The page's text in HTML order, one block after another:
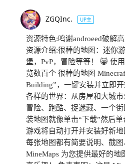
ZGQInc. UP主
资源特色:鸣谢androeed破解
资源介绍:很棒的地图：迷你
堡，PvP，冒险等等！ 😸 使
览数百个 很棒的地图
Building”，一键安装并立即
各样的世界：从房屋和大城市
冒险、跑酷、捉迷藏、一个
装地图就像单击“下载”然后
游戏将自动打开并安装好新地
每张地图都有简要说明、截图
MineMaps 为您提供最好的地